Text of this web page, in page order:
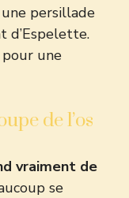
une persillade
d’Espelette.
pour une
de l’os
vraiment de
se